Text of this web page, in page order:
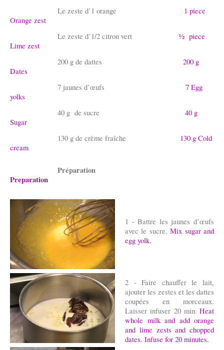
Le zeste d’1 orange
1 piece
Orange zest
Le zeste d’1/2 citron vert ½ piece
Lime zest
200 g de dattes 200 g
Dates
7 jaunes d’œufs 7 Egg
yolks
40 g de sucre 40 g
Sugar
130 g de crème fraîche
130 g Cold
cream
Préparation
Preparation
1 - Battre les jaunes d’œufs
avec le sucre.Mix sugar and
egg yolk.
2 - Faire chauffer le lait,
ajouter les zestes et les dattes
coupées en morceaux.
Laisser infuser 20 min. Heat
whole milk and add orange
and lime zests and chopped
dates. Infuse for 20 minutes.